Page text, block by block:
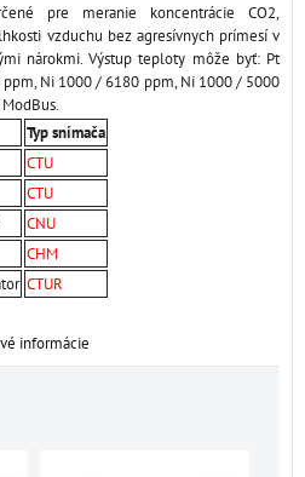
pre meranie koncentrácie CO2,
vzduchu bez agresívnych prímesí v
nárokmi. Výstup teploty môže byť: Pt
Ni 1000 / 6180 ppm, Ni 1000 / 5000
Typ snímača
CTU
CTU
CNU
CHM
CTUR
informácie